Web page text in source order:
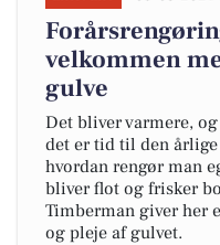
velkommen
gulve
Det bliver varmere,
det er tid til den
hvordan rengør man
bliver flot og frisker
Timberman giver her
og pleje af gulvet.